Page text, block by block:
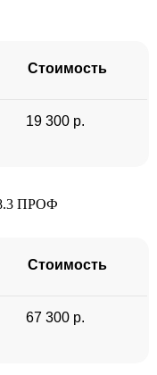
Стоимость
19 300 р.
8.3 ПРОФ
Стоимость
67 300 р.